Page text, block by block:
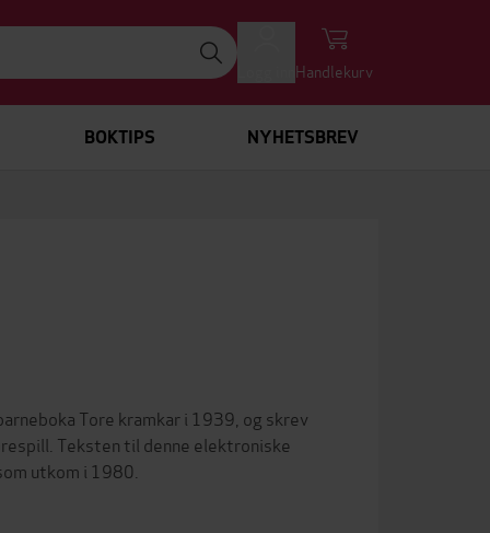
Handlekurv
BOKTIPS NYHETSBREV
Tore kramkar i 1939, og skrev
Teksten til denne elektroniske
utkom i 1980.